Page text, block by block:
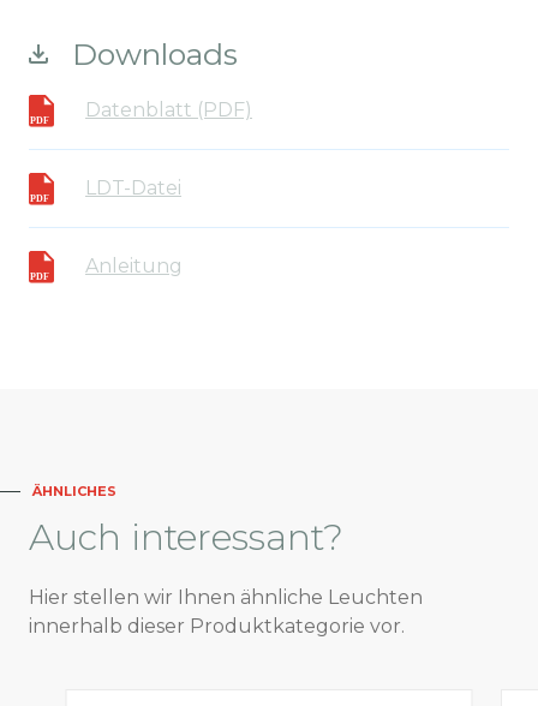
Downloads
Datenblatt (PDF)
LDT-Datei
Anleitung
ÄHNLICHES
Auch interessant?
Hier stellen wir Ihnen ähnliche Leuchten
innerhalb dieser Produktkategorie vor.